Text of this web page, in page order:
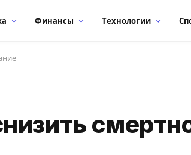
Финансы Технологии